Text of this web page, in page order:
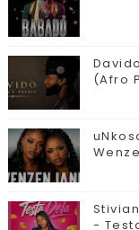
(Afro
-